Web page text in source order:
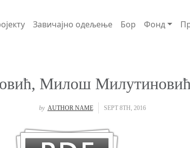
Завичајно одељење Бор Фонд
Милош
by AUTHOR NAME SEPT 8TH, 2016